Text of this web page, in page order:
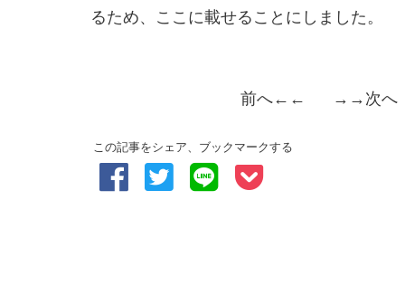
るため、ここに載せることにしました。
前へ←← →→ 次へ
この記事をシェア、ブックマークする